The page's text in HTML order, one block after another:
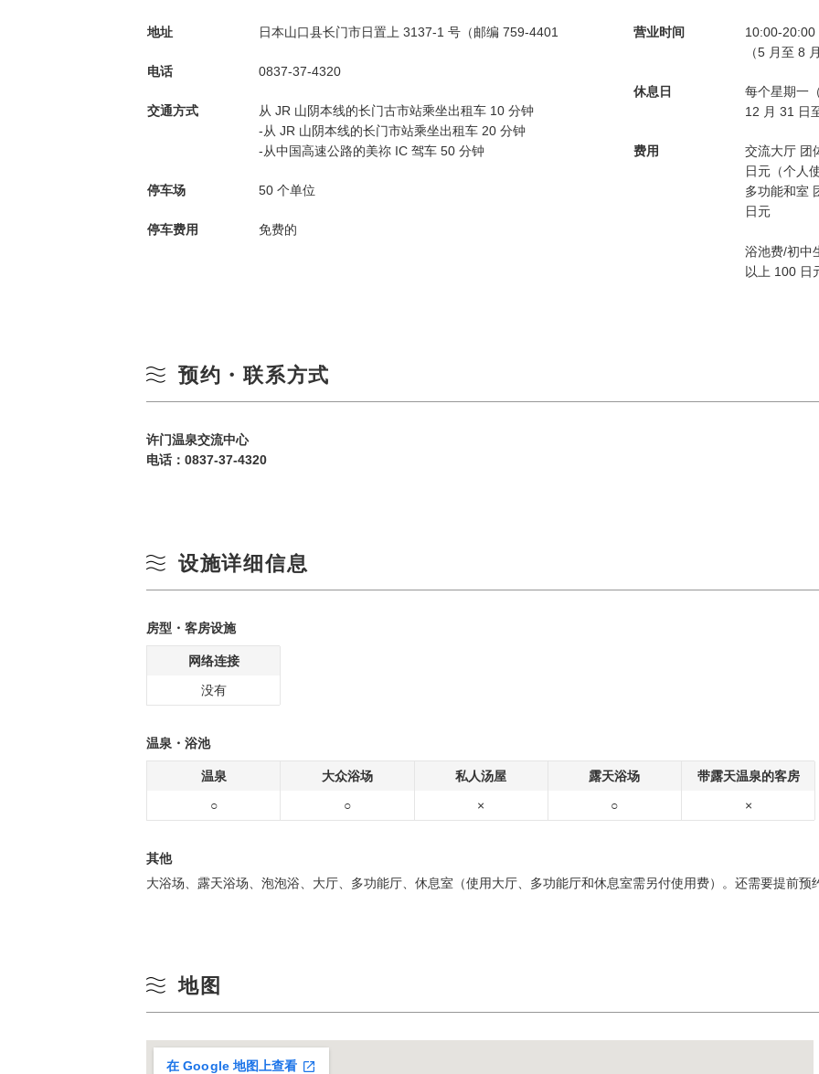
地址 日本山口县长门市日置上 3137-1 号（邮编 759-4401
电话 0837-37-4320
交通方式
从 JR 山阴本线的长门古市站乘坐出租车 10 分钟
-从 JR 山阴本线的长门市站乘坐出租车 20 分钟
-从中国高速公路的美祢 IC 驾车 50 分钟
停车场 50 个单位
停车费用 免费的
营业时间
10:00-20:00
（5 月至 8
休息日
每个星期一
12 月 31 日
费用
交流大厅 团
日元（个人
多功能和室
日元
浴池费/初中
以上 100 日
预约・联系方式
许门温泉交流中心
电话： 0837-37-4320
设施详细信息
房型・客房设施
网络连接
没有
温泉・浴池
温泉
○
大众浴场
○
私人汤屋
×
露天浴场
○
带露天温泉的客房
×
其他
大浴场、露天浴场、泡泡浴、大厅、多功能厅、休息室（使用大厅、多功能厅和休息室需另付使用费）。还需要提前预
地图
在 Google 地图上查看